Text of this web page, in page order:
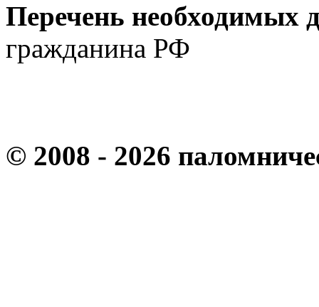
Перечень необходимых
гражданина РФ
© 2008 - 2026